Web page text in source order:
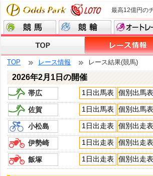
最高12億円の
TOP レース情報 レース結果(競馬)
2026年2月1日の開催
帯広 1日出馬表 個別出馬表
佐賀 1日出馬表 個別出馬表
小松島 1日出走表 個別出走表
伊勢崎 1日出走表 個別出走表
飯塚 1日出走表 個別出走表